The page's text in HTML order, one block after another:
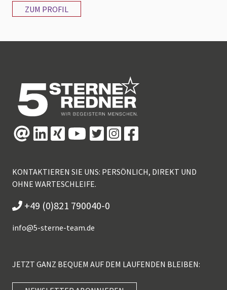
ZUM PROFIL
KONTAKTIEREN SIE UNS: PERSÖNLICH, DIREKT UND
OHNE WARTESCHLEIFE.
+49 (0)821 790040-0
info@5-sterne-team.de
JETZT GANZ BEQUEM AUF DEM LAUFENDEN BLEIBEN: